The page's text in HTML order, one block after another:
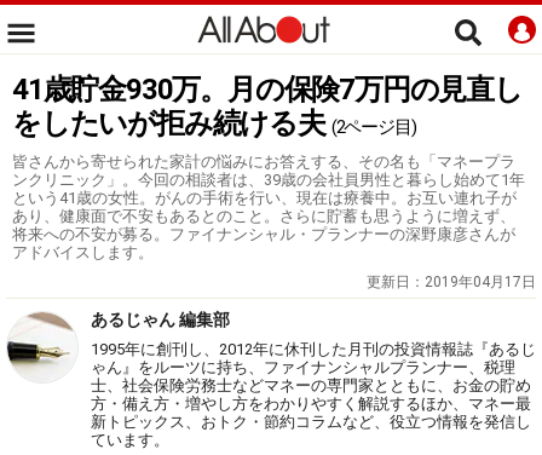
41歳貯金930万。月の保険7万円の見直し
をしたいが拒み続ける夫 (2ページ目)
皆さんから寄せられた家計の悩みにお答えする、その名も「マネープラ
ンクリニック」。今回の相談者は、39歳の会社員男性と暮らし始めて1年
という41歳の女性。がんの手術を行い、現在は療養中。お互い連れ子が
あり、健康面で不安もあるとのこと。さらに貯蓄も思うように増えず、
将来への不安が募る。ファイナンシャル・プランナーの深野康彦さんが
アドバイスします。
更新日： 2019年04月17日
あるじゃん 編集部
1995年に創刊し、2012年に休刊した月刊の投資情報誌『あるじ
ゃん』をルーツに持ち、ファイナンシャルプランナー、税理
士、社会保険労務士などマネーの専門家とともに、お金の貯め
方・備え方・増やし方をわかりやすく解説するほか、マネー最
新トピックス、おトク・節約コラムなど、役立つ情報を発信し
ています。